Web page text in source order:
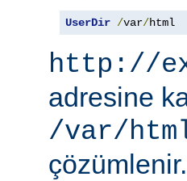
UserDir /var/html
http://
adresine
/var/
çözümlenir.